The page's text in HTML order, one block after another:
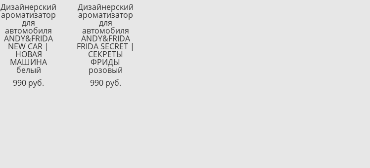
Дизайнерский
ароматизатор
для
автомобиля
ANDY&FRIDA
NEW CAR |
НОВАЯ
МАШИНА
белый
990 pуб.
Дизайнерский
ароматизатор
для
автомобиля
ANDY&FRIDA
FRIDA SECRET |
СЕКРЕТЫ
ФРИДЫ
розовый
990 pуб.